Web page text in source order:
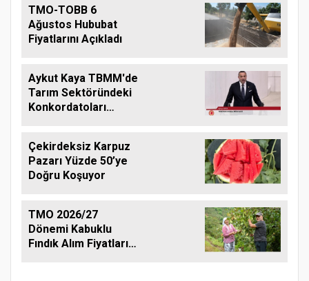
TMO-TOBB 6
Ağustos Hububat
Fiyatlarını Açıkladı
Aykut Kaya TBMM'de
Tarım Sektöründeki
Konkordatoları
Çekirdeksiz Karpuz
Pazarı Yüzde 50’ye
Doğru Koşuyor
TMO 2026/27
Dönemi Kabuklu
Fındık Alım Fiyatlarını